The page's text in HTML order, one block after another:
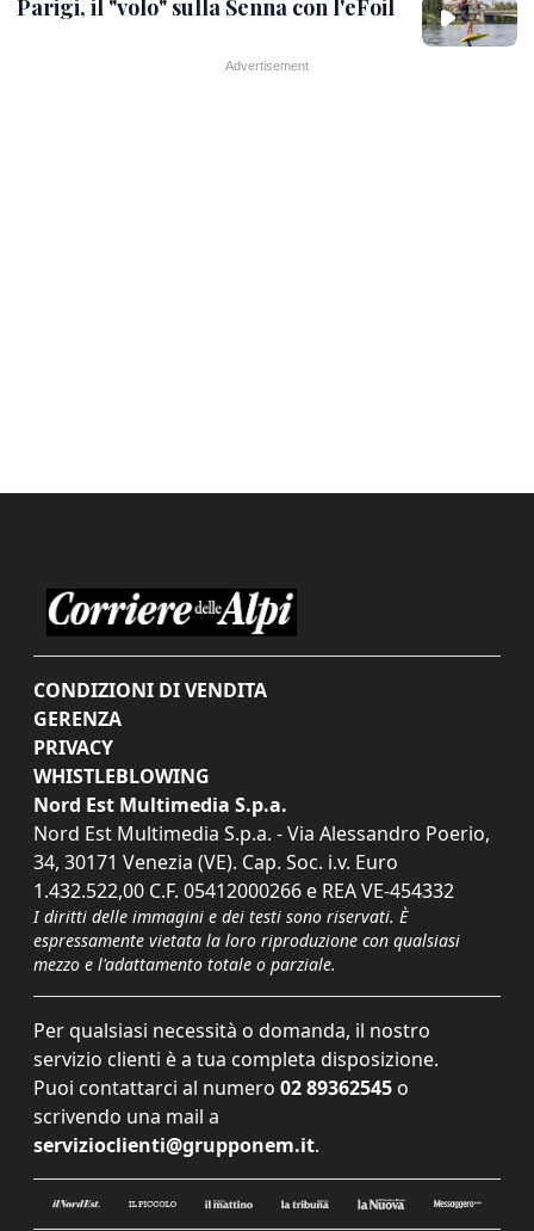
Parigi, il "volo" sulla Senna con l'eFoil
CONDIZIONI DI VENDITA
GERENZA
PRIVACY
WHISTLEBLOWING
Nord Est Multimedia S.p.a.
Nord Est Multimedia S.p.a. - Via Alessandro Poerio,
34, 30171 Venezia (VE). Cap. Soc. i.v. Euro
1.432.522,00 C.F. 05412000266 e REA VE-454332
I diritti delle immagini e dei testi sono riservati. È
espressamente vietata la loro riproduzione con qualsiasi
mezzo e l'adattamento totale o parziale.
Per qualsiasi necessità o domanda, il nostro
servizio clienti è a tua completa disposizione.
Puoi contattarci al numero 02 89362545 o
scrivendo una mail a
servizioclienti@grupponem.it.